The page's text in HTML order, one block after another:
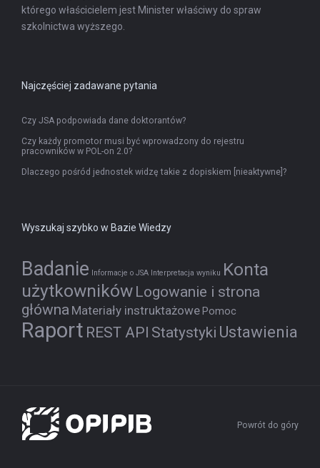
którego właścicielem jest Minister właściwy do spraw
szkolnictwa wyższego.
Najczęściej zadawane pytania
Czy JSA podpowiada dane doktorantów?
Czy każdy promotor musi być wprowadzony do rejestru
pracowników w POL-on 2.0?
Dlaczego pośród jednostek widzę takie z dopiskiem [nieaktywne]?
Wyszukaj szybko w Bazie Wiedzy
Badanie Informacje o JSA Interpretacja wyniku Konta
użytkowników Logowanie i strona
główna Materiały instruktażowe Pomoc
Raport REST API Statystyki Ustawienia
Powrót do góry